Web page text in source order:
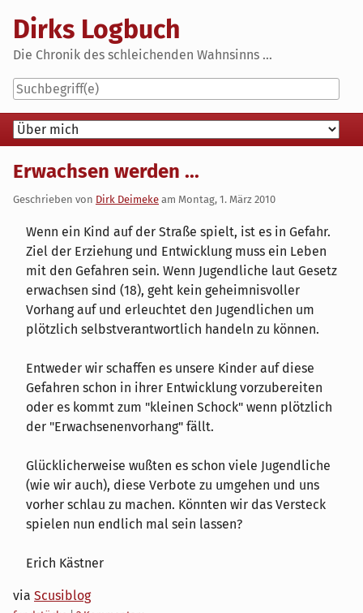
content
Dirks Logbuch
Die Chronik des schleichenden Wahnsinns ...
Navigation
Erwachsen werden ...
Geschrieben von Dirk Deimeke am Montag, 1. März 2010
Wenn ein Kind auf der Straße spielt, ist es in Gefahr.
Ziel der Erziehung und Entwicklung muss ein Leben
mit den Gefahren sein. Wenn Jugendliche laut Gesetz
erwachsen sind (18), geht kein geheimnisvoller
Vorhang auf und erleuchtet den Jugendlichen um
plötzlich selbstverantwortlich handeln zu können.
Entweder wir schaffen es unsere Kinder auf diese
Gefahren schon in ihrer Entwicklung vorzubereiten
oder es kommt zum "kleinen Schock" wenn plötzlich
der "Erwachsenenvorhang" fällt.
Glücklicherweise wußten es schon viele Jugendliche
(wie wir auch), diese Verbote zu umgehen und uns
vorher schlau zu machen. Könnten wir das Versteck
spielen nun endlich mal sein lassen?
Erich Kästner
via Scusiblog